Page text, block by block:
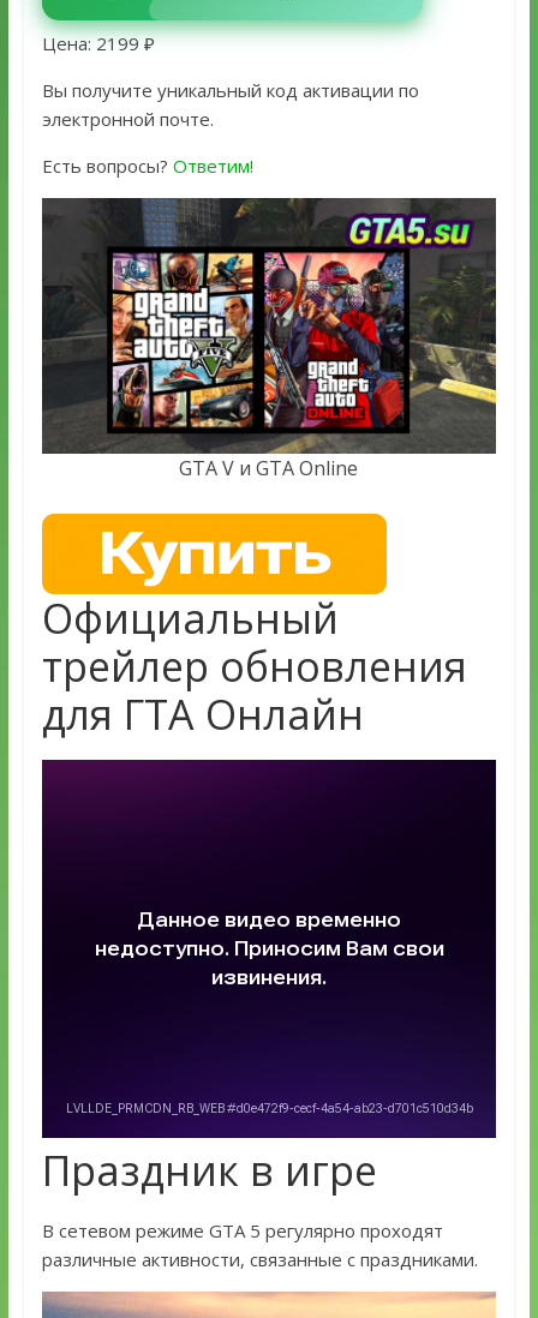
Цена: 2199 ₽
Вы получите уникальный код активации по
электронной почте.
Есть вопросы? Ответим!
GTA V и GTA Online
Официальный
трейлер обновления
для ГТА Онлайн
Праздник в игре
В сетевом режиме GTA 5 регулярно проходят
различные активности, связанные с праздниками.